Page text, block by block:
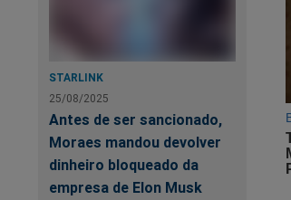
STARLINK
25/08/2025
Antes de ser sancionado,
Moraes mandou devolver
dinheiro bloqueado da
empresa de Elon Musk